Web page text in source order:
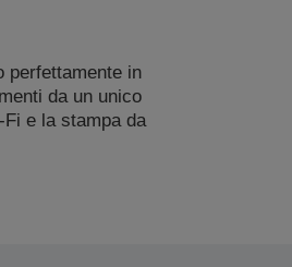
perfettamente in
da un unico
e la stampa da